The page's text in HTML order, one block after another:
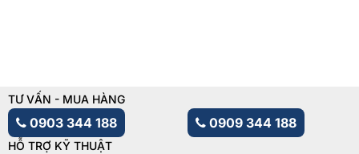
TƯ VẤN - MUA HÀNG
0903 344 188 0909 344 188
HỖ TRỢ KỸ THUẬT